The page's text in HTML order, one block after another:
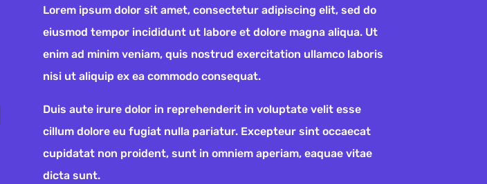
Lorem ipsum dolor sit amet, consectetur adipiscing elit, sed do
eiusmod tempor incididunt ut labore et dolore magna aliqua. Ut
enim ad minim veniam, quis nostrud exercitation ullamco laboris
nisi ut aliquip ex ea commodo consequat.
Duis aute irure dolor in reprehenderit in voluptate velit esse
cillum dolore eu fugiat nulla pariatur. Excepteur sint occaecat
cupidatat non proident, sunt in omniem aperiam, eaquae vitae
dicta sunt.